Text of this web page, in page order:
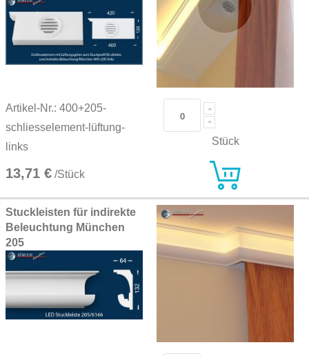
Artikel-Nr.: 400+205-
schliesselement-lüftung-
links
13,71 € /Stück
Stück
Stuckleisten für indirekte
Beleuchtung München
205